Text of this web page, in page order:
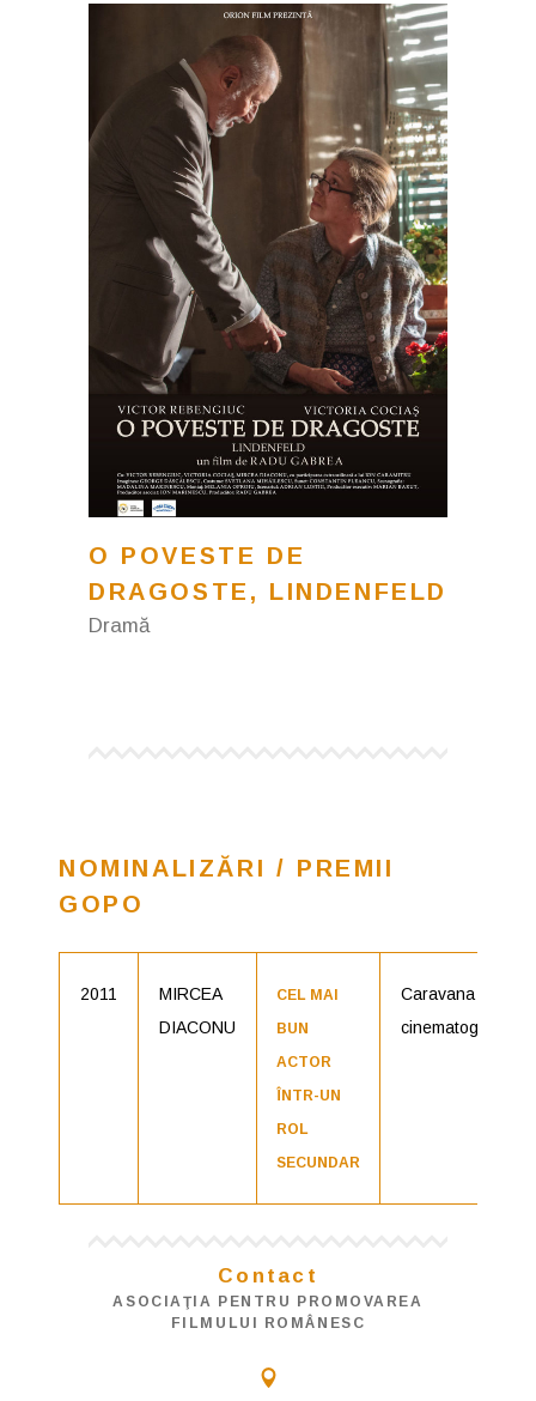
O POVESTE DE
DRAGOSTE, LINDENFELD
Dramă
NOMINALIZĂRI / PREMII
GOPO
2011
MIRCEA
DIACONU
CEL MAI
BUN
ACTOR
ÎNTR-UN
ROL
SECUNDAR
Caravana
cinematografică
Contact
ASOCIAŢIA PENTRU PROMOVAREA
FILMULUI ROMÂNESC